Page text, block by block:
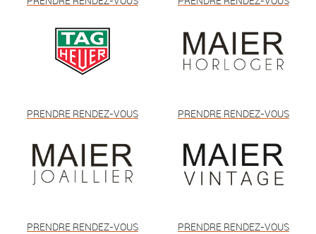
PRENDRE RENDEZ-VOUS PRENDRE RENDEZ-VOUS
PRENDRE RENDEZ-VOUS PRENDRE RENDEZ-VOUS